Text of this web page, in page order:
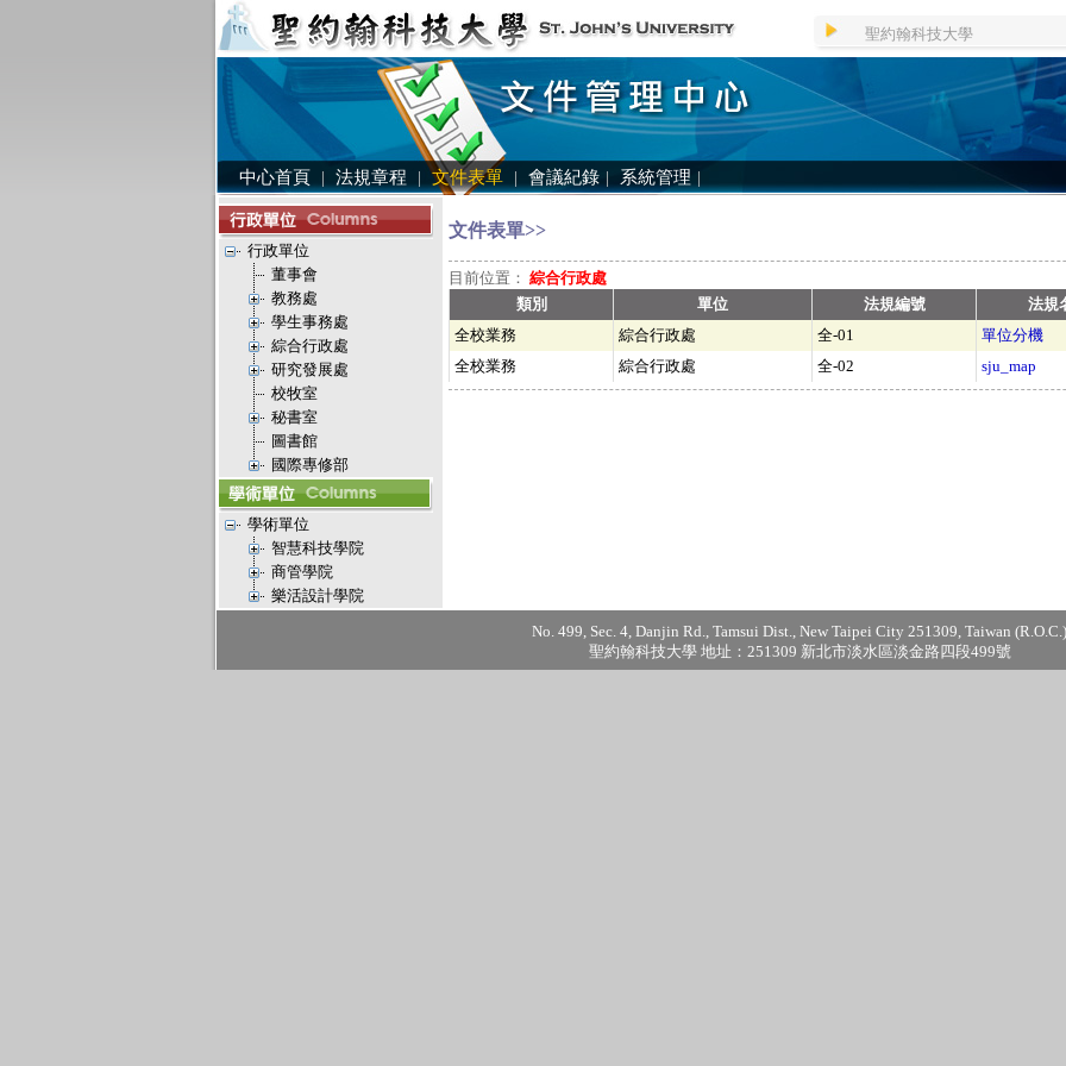
聖約翰科技大學
中心首頁 | 法規章程 | 文件表單 | 會議紀錄 | 系統管理 |
行政單位
董事會
教務處
學生事務處
綜合行政處
研究發展處
校牧室
秘書室
圖書館
國際專修部
學術單位
智慧科技學院
商管學院
樂活設計學院
文件表單>>
目前位置： 綜合行政處
類別
單位 法規編號
法規
全校業務
綜合行政處 全-01
單位分機
全校業務
綜合行政處 全-02 sju_map
No. 499, Sec. 4, Danjin Rd., Tamsui Dist., New Taipei City 251309, Taiwan (R.O.C.)
聖約翰科技大學 地址：251309 新北市淡水區淡金路四段499號